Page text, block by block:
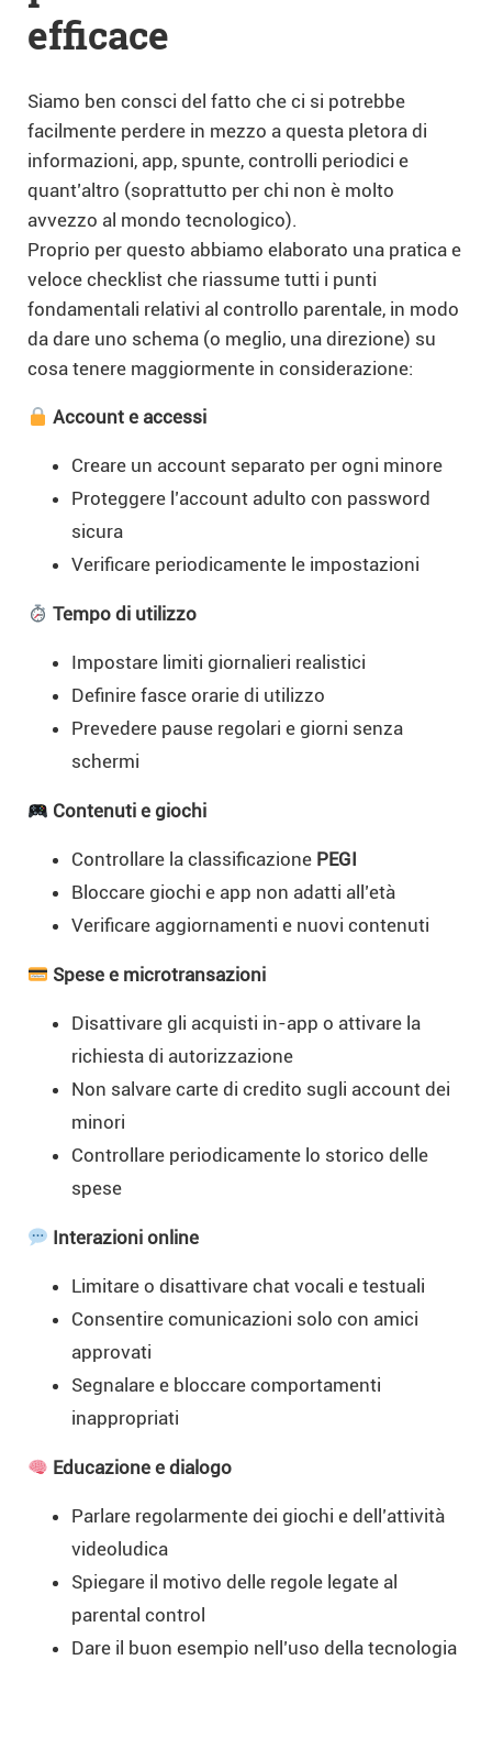
efficace
Siamo ben consci del fatto che ci si potrebbe
facilmente perdere in mezzo a questa pletora di
informazioni, app, spunte, controlli periodici e
quant’altro (soprattutto per chi non è molto
avvezzo al mondo tecnologico).
Proprio per questo abbiamo elaborato una pratica e
veloce checklist che riassume tutti i punti
fondamentali relativi al controllo parentale, in modo
da dare uno schema (o meglio, una direzione) su
cosa tenere maggiormente in considerazione:
Account e accessi
Creare un account separato per ogni minore
Proteggere l’account adulto con password
sicura
Verificare periodicamente le impostazioni
Tempo di utilizzo
Impostare limiti giornalieri realistici
Definire fasce orarie di utilizzo
Prevedere pause regolari e giorni senza
schermi
Contenuti e giochi
Controllare la classificazione PEGI
Bloccare giochi e app non adatti all’età
Verificare aggiornamenti e nuovi contenuti
Spese e microtransazioni
Disattivare gli acquisti in-app o attivare la
richiesta di autorizzazione
Non salvare carte di credito sugli account dei
minori
Controllare periodicamente lo storico delle
spese
Interazioni online
Limitare o disattivare chat vocali e testuali
Consentire comunicazioni solo con amici
approvati
Segnalare e bloccare comportamenti
inappropriati
Educazione e dialogo
Parlare regolarmente dei giochi e dell’attività
videoludica
Spiegare il motivo delle regole legate al
parental control
Dare il buon esempio nell’uso della tecnologia